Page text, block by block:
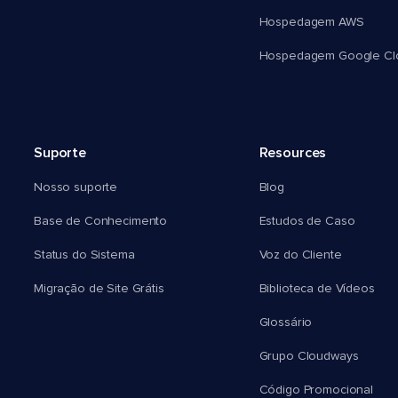
Hospedagem AWS
Hospedagem Google
Suporte
Nosso suporte
Base de Conhecimento
Status do Sistema
Migração de Site Grátis
Resources
Blog
Estudos de Caso
Voz do Cliente
Biblioteca de Vídeos
Glossário
Grupo Cloudways
Código Promocional